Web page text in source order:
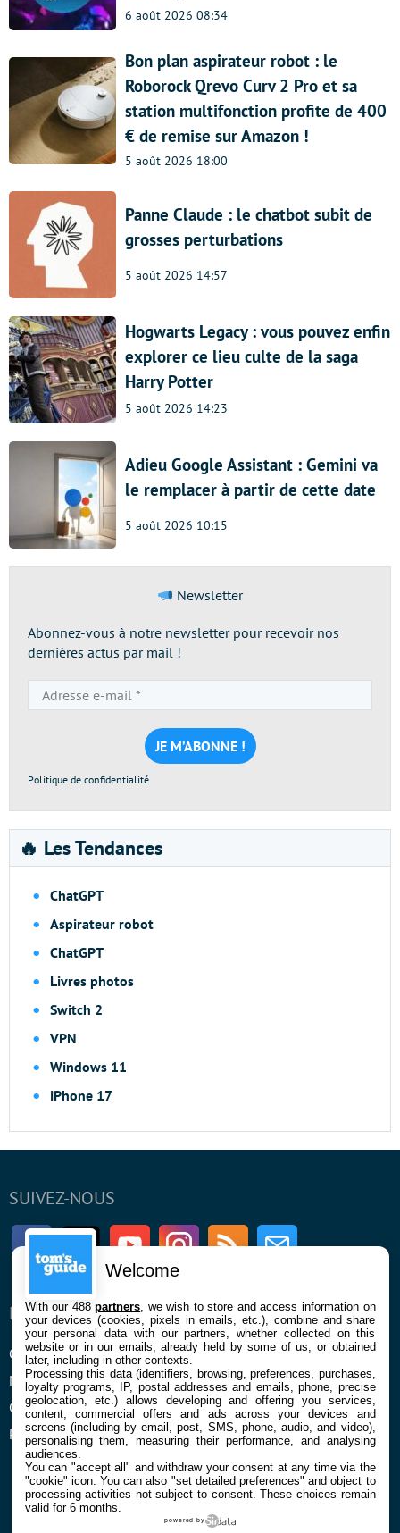
6 août 2026 08:34
Bon plan aspirateur robot : le
Roborock Qrevo Curv 2 Pro et sa
station multifonction profite de 400
€ de remise sur Amazon !
5 août 2026 18:00
Panne Claude : le chatbot subit de
grosses perturbations
5 août 2026 14:57
Hogwarts Legacy : vous pouvez enfin
explorer ce lieu culte de la saga
Harry Potter
5 août 2026 14:23
Adieu Google Assistant : Gemini va
le remplacer à partir de cette date
5 août 2026 10:15
Newsletter
Abonnez-vous à notre newsletter pour recevoir nos
dernières actus par mail !
e-
mail
*
Politique de confidentialité
🔥 Les Tendances
ChatGPT
Aspirateur robot
ChatGPT
Livres photos
Switch 2
VPN
Windows 11
iPhone 17
SUIVEZ-NOUS
FacebookTwitter Youtube InstagramRSS Newsletter
ENTREPRISE
Qui sommes nous
Mentions légales et CGU
Confidentialité et Cookies
Préférences cookies
À PROPOS
La rédaction
Contact
Welcome
With our 488partners , we wish to store and access information on
your devices (cookies, pixels in emails, etc.), combine and share
your personal data with our partners, whether collected on this
website or in our emails, already held by some of us, or obtained
later, including in other contexts.
Processing this data (identifiers, browsing, preferences, purchases,
loyalty programs, IP, postal addresses and emails, phone, precise
geolocation, etc.) allows developing and offering you services,
content, commercial offers and ads across your devices and
screens (including by email, post, SMS, phone, audio, and video),
personalising them, measuring their performance, and analysing
audiences.
You can "accept all" and withdraw your consent at any time via the
"cookie" icon. You can also "set detailed preferences" and object to
processing activities not subject to consent. These choices remain
valid for 6 months.
powered by